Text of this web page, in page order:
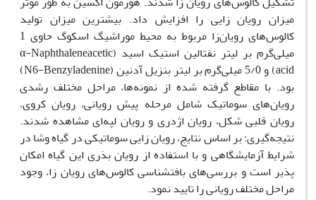
میزان رویان زایی را افزایش داد. بیشترین میزان تولید
کالوس‌های رویان‌زا مربوط به محیط موراشیگ اسکوگ حاوی 1
میلی‌گرم بر لیتر نفتالین استیک اسید (α-Naphthaleneacetic
acid) و 5/0 میلی‌گرم بر لیتر بنزیل آدنین (N6-Benzyladenine)
بود. با مقاطع گرفته شده از نمونه‌ها، مراحل مختلف رشدی
رویان‌های سوماتیک شامل مرحله پیش رویانی، رویان کروی،
رویان قلبی شکل، رویان اژدری و رویان لپه‌ای مشاهده شدند.
نتیجه‌گیری: بر اساس نتایج، رویان زایی سوماتیکی در گیاه وشا در
شرایط آزمایشگاهی و با استفاده از رویان بذری این گیاه امکان
پذیر است و بررسی‌های بافت‏شناسی کالوس‌های رویان زا، وجود
مراحل مختلف رویانی را تایید نمود.